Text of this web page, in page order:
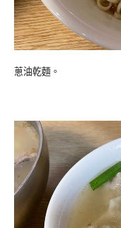
蔥油乾麵。